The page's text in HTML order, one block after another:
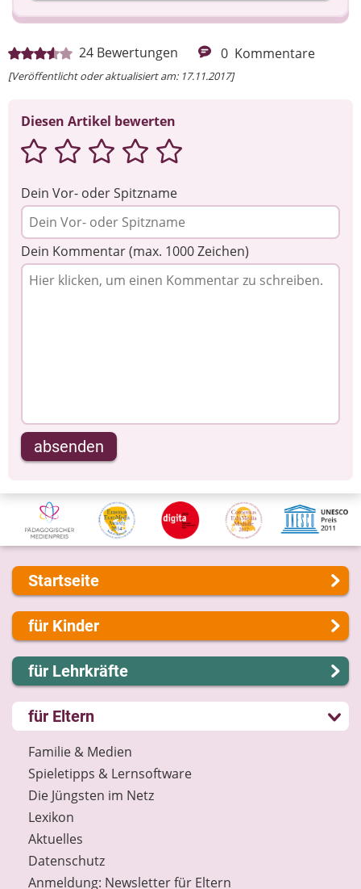
24 Bewertungen 0 Kommentare
[Veröffentlicht oder aktualisiert am: 17.11.2017]
Diesen Artikel bewerten
Dein Vor- oder Spitzname
Dein Kommentar (max. 1000 Zeichen)
absenden
Ihre Nachricht
Startseite
Über uns
Presse
Kontakt
Impressum
Internet-ABC Sitemap
Barrierefreiheit
Länderprojekte
für Kinder
Lernen und Schule
Hobby und Freizeit
Spiel und Spaß
Mitreden und Mitmachen
Lexikon
Datenschutz
Newsletter
für Lehrkräfte
Lernmodule
Unterrichts­materialien
Internet-ABC-Schule
Praxishilfen
Aktuelles
Materialbestellung
Lexikon
Datenschutz
Newsletter
für Eltern
Familie & Medien
Spieletipps & Lernsoftware
Die Jüngsten im Netz
Lexikon
Aktuelles
Datenschutz
Anmeldung: Newsletter für Eltern